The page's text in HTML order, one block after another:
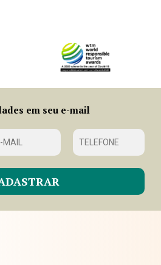
em seu e-mail